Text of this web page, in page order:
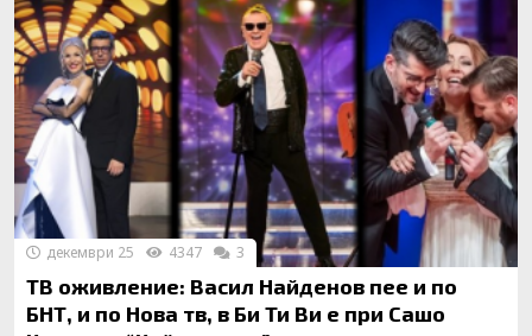
ТВ оживление: Васил Найденов пее и по
БНТ, и по Нова тв, в Би Ти Ви е при Сашо
декември 25 4347 3